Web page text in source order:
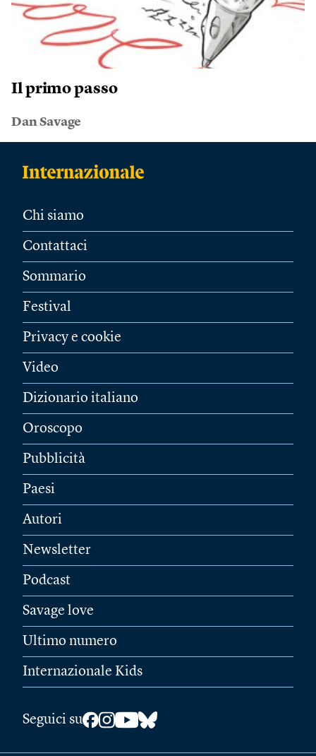
Il primo passo
Dan Savage
Chi siamo
Contattaci
Sommario
Festival
Privacy e cookie
Video
Dizionario italiano
Oroscopo
Pubblicità
Paesi
Autori
Newsletter
Podcast
Savage love
Ultimo numero
Internazionale Kids
Seguici su